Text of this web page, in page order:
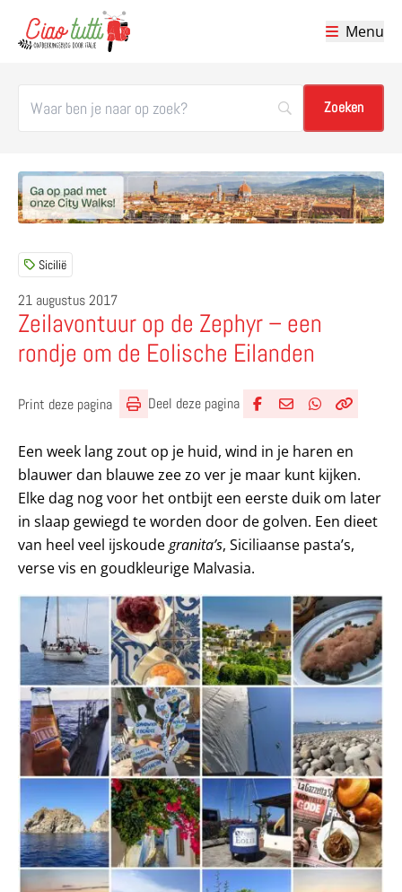
Menu
Sicilië
21 augustus 2017
Zeilavontuur op de Zephyr – een
rondje om de Eolische Eilanden
Print deze pagina Deel deze pagina
Een week lang zout op je huid, wind in je haren en
blauwer dan blauwe zee zo ver je maar kunt kijken.
Elke dag nog voor het ontbijt een eerste duik om later
in slaap gewiegd te worden door de golven. Een dieet
van heel veel ijskoudegranita’s, Siciliaanse pasta’s,
verse vis en goudkleurige Malvasia.